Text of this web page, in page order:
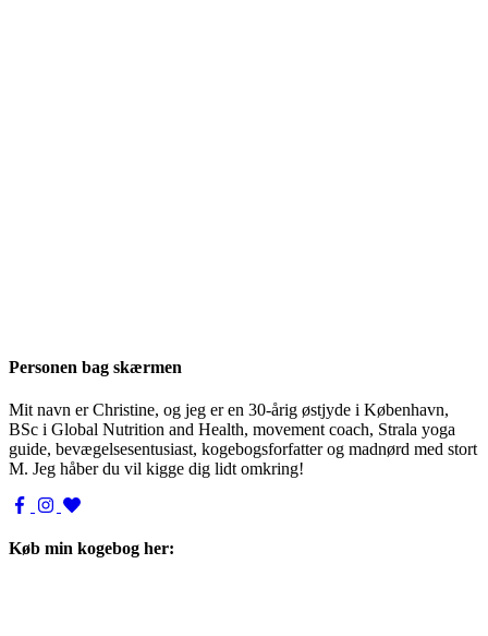
Personen bag skærmen
Mit navn er Christine, og jeg er en 30-årig østjyde i København,
BSc i Global Nutrition and Health, movement coach, Strala yoga
guide, bevægelsesentusiast, kogebogsforfatter og madnørd med stort
M. Jeg håber du vil kigge dig lidt omkring!
Køb min kogebog her: